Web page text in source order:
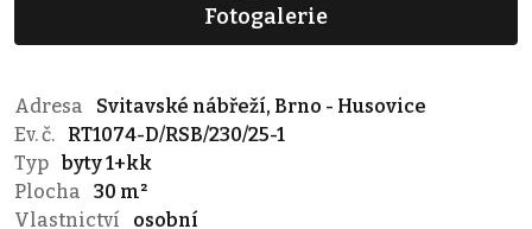
Fotogalerie
Adresa
Svitavské nábřeží, Brno - Husovice
Ev. č.
RT1074-D/RSB/230/25-1
Typ byty 1+kk
Plocha
30 m²
Vlastnictví
osobní